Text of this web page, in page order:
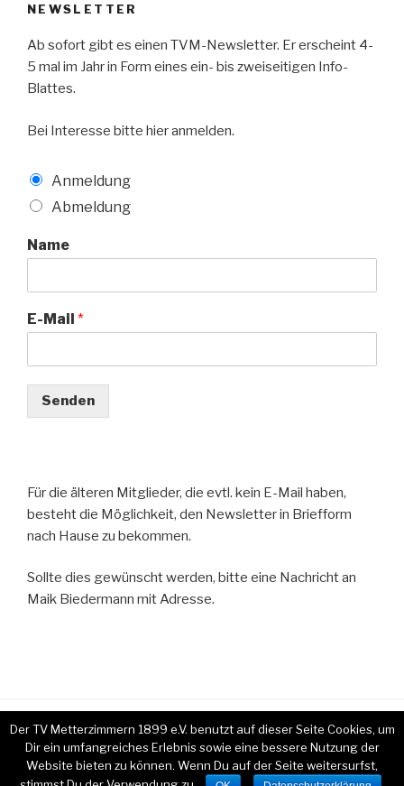
NEWSLETTER
Ab sofort gibt es einen TVM-Newsletter. Er erscheint 4-
5 mal im Jahr in Form eines ein- bis zweiseitigen Info-
Blattes.
Bei Interesse bitte hier anmelden.
Anmeldung
Abmeldung
Name
E-Mail *
Senden
Für die älteren Mitglieder, die evtl. kein E-Mail haben,
besteht die Möglichkeit, den Newsletter in Briefform
nach Hause zu bekommen.
Sollte dies gewünscht werden, bitte eine Nachricht an
Maik Biedermann mit Adresse.
Copyright TV Metterzimmern 1899 e.V. ΙImpressumΙ
Datenschutz
Der TV Metterzimmern 1899 e.V. benutzt auf dieser Seite Cookies, um
Dir ein umfangreiches Erlebnis sowie eine bessere Nutzung der
Website bieten zu können. Wenn Du auf der Seite weitersurfst,